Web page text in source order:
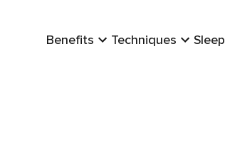
Benefits Techniques Sleep